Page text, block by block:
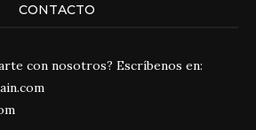
CONTACTO
con nosotros? Escríbenos en: